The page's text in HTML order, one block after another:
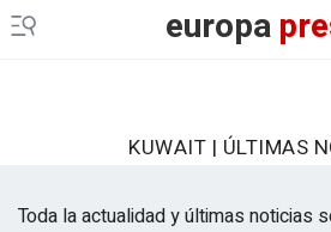
europa
KUWAIT | ÚLTIMAS
Toda la actualidad y últimas noticias